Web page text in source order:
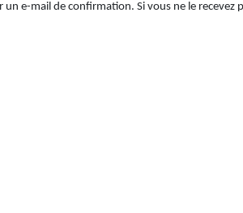
e-mail de confirmation. Si vous ne le